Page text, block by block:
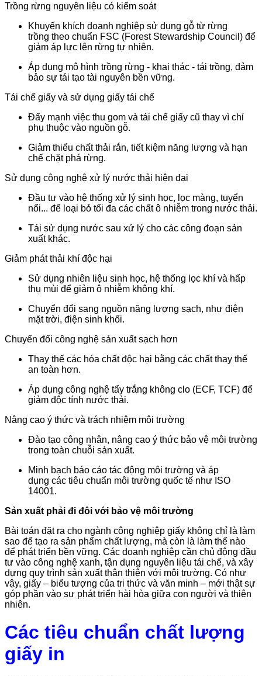
Trồng rừng nguyên liệu có kiểm soát
Khuyến khích doanh nghiệp sử dụng gỗ từ rừng
trồng theo chuẩn FSC (Forest Stewardship Council) để
giảm áp lực lên rừng tự nhiên.
Áp dụng mô hình trồng rừng - khai thác - tái trồng, đảm
bảo sự tái tạo tài nguyên bền vững.
Tái chế giấy và sử dụng giấy tái chế
Đẩy mạnh việc thu gom và tái chế giấy cũ thay vì chỉ
phụ thuộc vào nguồn gỗ.
Giảm thiểu chất thải rắn, tiết kiệm năng lượng và hạn
chế chặt phá rừng.
Sử dụng công nghệ xử lý nước thải hiện đại
Đầu tư vào hệ thống xử lý sinh học, lọc màng, tuyển
nổi... để loại bỏ tối đa các chất ô nhiễm trong nước thải.
Tái sử dụng nước sau xử lý cho các công đoạn sản
xuất khác.
Giảm phát thải khí độc hại
Sử dụng nhiên liệu sinh học, hệ thống lọc khí và hấp
thụ mùi để giảm ô nhiễm không khí.
Chuyển đổi sang nguồn năng lượng sạch, như điện
mặt trời, điện sinh khối.
Chuyển đổi công nghệ sản xuất sạch hơn
Thay thế các hóa chất độc hại bằng các chất thay thế
an toàn hơn.
Áp dụng công nghệ tẩy trắng không clo (ECF, TCF) để
giảm độc tính nước thải.
Nâng cao ý thức và trách nhiệm môi trường
Đào tạo công nhân, nâng cao ý thức bảo vệ môi trường
trong toàn chuỗi sản xuất.
Minh bạch báo cáo tác động môi trường và áp
dụng các tiêu chuẩn môi trường quốc tế như ISO
14001.
Sản xuất phải đi đôi với bảo vệ môi trường
Bài toán đặt ra cho ngành công nghiệp giấy không chỉ là làm
sao để tạo ra sản phẩm chất lượng, mà còn là làm thế nào
để phát triển bền vững. Các doanh nghiệp cần chủ động đầu
tư vào công nghệ xanh, tận dụng nguyên liệu tái chế, và xây
dựng quy trình sản xuất thân thiện với môi trường. Có như
vậy, giấy – biểu tượng của tri thức và văn minh – mới thật sự
góp phần vào sự phát triển hài hòa giữa con người và thiên
nhiên.
Các tiêu chuẩn chất lượng
giấy in